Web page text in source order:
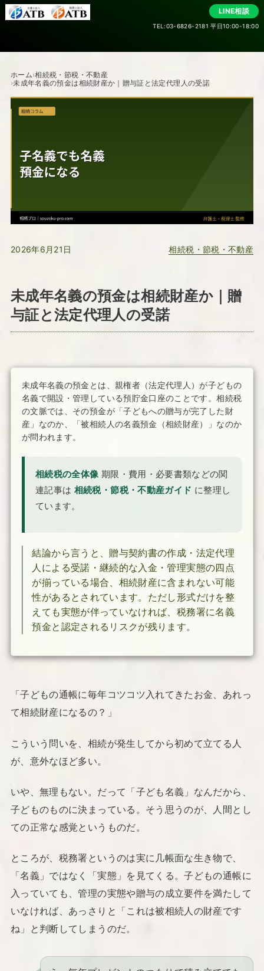
LINE相談
TEL:03-6826-2181 平日10:00-18:00
ホーム 相続税・節税・不動産
未成年名義の預金は相続財産か｜贈与証と法定代理人の受諾
2026年6月21日 相続税・節税・不動産
未成年名義の預金は相続財産か｜贈
与証と法定代理人の受諾
未成年名義の預金とは、親権者（法定代理人）が子どもの
名義で開設・管理している預貯金口座のことです。相続税
の文脈では、その預金が「子どもへの贈与が完了した財
産」なのか、「被相続人の名義預金（相続財産）」なのか
が問われます。
相続税の全体像期限・費用・必要書類などの関
連記事は 相続税・節税・不動産ガイド に整理し
ています。
結論から言うと、贈与契約書の作成・法定代理
人による受諾・継続的な入金・管理実態の四点
が揃っている場合、相続財産に含まれない可能
性があるとされています。ただし形式だけを整
えても実態が伴っていなければ、税務署に名義
預金と認定されるリスクが残ります。
「子どもの通帳に毎年コツコツ入れてきたお金、あれっ
て相続財産になるの？」
こういう問いを、相続が発生してから初めて立てる人
が、意外なほど多い。
いや、無理もない。だって「子ども名義」なんだから、
子どものものに決まっている。そう思うのが、人間とし
ての正常な感覚というものだ。
ところが、税務署というのは実に几帳面な生き物で、
「名義」ではなく「実態」を見てくる。子どもの通帳に
入っていても、管理の実態や贈与の成立要件を満たして
いなければ、あっさりと「これは被相続人の財産です
ね」と判断してしまうのだ。